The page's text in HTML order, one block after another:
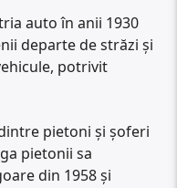
auto în anii 1930
departe de străzi și
potrivit
pietoni și șoferi
pietonii sa
din 1958 și